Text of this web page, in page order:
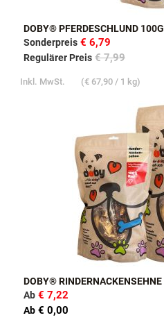
DOBY® PFERDESCHLUND 100G
Sonderpreis € 6,79
Regulärer Preis € 7,99
Inkl. MwSt. (€ 67,90 / 1 kg)
DOBY® RINDERNACKENSEHNE
Ab € 7,22
Ab € 0,00